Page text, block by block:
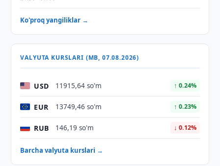
Ko'proq yangiliklar →
VALYUTA KURSLARI (MB, 07.08.2026)
USD 11915,64 so'm ↑ 0.24%
EUR 13749,46 so'm ↑ 0.23%
RUB 146,19 so'm ↓ 0.12%
Barcha valyuta kurslari →